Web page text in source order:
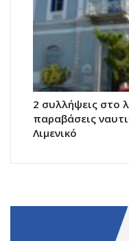
2 συλλήψεις στο
παραβάσεις
Λιμενικό